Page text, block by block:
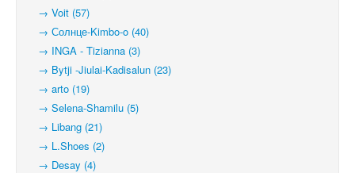
→ Voit (57)
→ Солнце-Kimbo-o (40)
→ INGA - Tizianna (3)
→ Bytji -Jiulai-Kadisalun (23)
→ arto (19)
→ Selena-Shamilu (5)
→ Libang (21)
→ L.Shoes (2)
→ Desay (4)